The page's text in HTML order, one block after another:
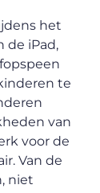
het
de iPad,
te
van
voor de
Van de
niet